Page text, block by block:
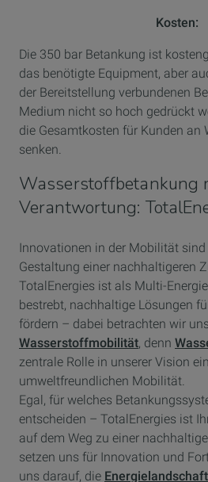
Kosten:
Die 350 bar Betankung ist
das benötigte Equipment, aber
der Bereitstellung verbundenen
Medium nicht so hoch gedrückt
die Gesamtkosten für Kunden an
senken.
Wasserstoffbetankung
Verantwortung:
Innovationen in der Mobilität
Gestaltung einer nachhaltigeren
TotalEnergies ist als Multi-
bestrebt, nachhaltige Lösungen
fördern – dabei betrachten wir
Wasserstoffmobilität, denn
zentrale Rolle in unserer Vision
umweltfreundlichen Mobilität.
Egal, für welches
entscheiden – TotalEnergies ist
auf dem Weg zu einer
setzen uns für Innovation und
uns darauf, die Energielandschaft